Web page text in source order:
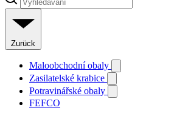
Zurück
Maloobchodní obaly
Zasilatelské krabice
Potravinářské obaly
FEFCO